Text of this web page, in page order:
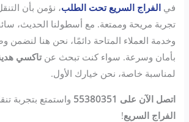
فيالفراج السريع تحت الطلب، نؤمن بأن
تجربة مريحة وممتعة. مع أسطولنا الحديث،
وخدمة العملاء المتاحة دائمًا، نحن هنا
بأمان وسرعة. سواء كنت تبحث عنتاكسي
لمناسبة خاصة، نحن خيارك الأول.
اتصل الآن على 55380351
واستمتع بتجربة
الفراج السريع!